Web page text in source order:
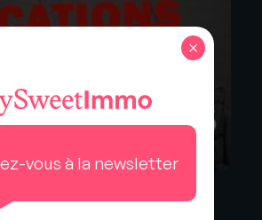
: Mettre en avant une
saisonnière
vous à la newsletter
×